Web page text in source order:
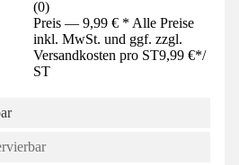
(0)
Preis — 9,99 € * Alle Preise
inkl. MwSt. und ggf. zzgl.
Versandkosten pro ST9,99 €*/
ST